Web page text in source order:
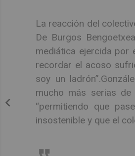
La reacción del
De Burgos
mediática ejercida por
recordar el acoso
soy un
mucho más serias
“permitiendo que
insostenible y que el